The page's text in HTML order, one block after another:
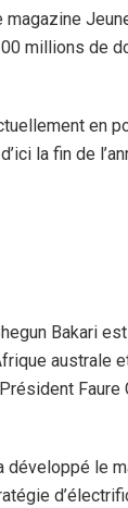
magazine
millions de
en
d’ici la fin de
Bakari
australe
Faure
développé le